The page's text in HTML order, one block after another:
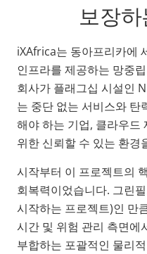
보장하
iXAfrica는 동아프리카에
인프라를 제공하는 망중
회사가 플래그십 시설인
는 중단 없는 서비스와 탄
해야 하는 기업, 클라우드
위한 신뢰할 수 있는 환경
시작부터 이 프로젝트의
회복력이었습니다. 그린
시작하는 프로젝트)인 만
시간 및 위험 관리 측면에
부합하는 포괄적인 물리